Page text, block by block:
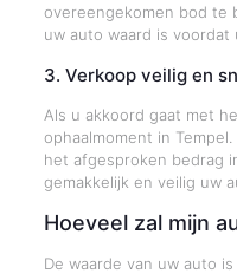
overeengekomen bod te
uw auto waard is voordat
3. Verkoop veilig en
Als u akkoord gaat met
ophaalmoment in
het afgesproken bedrag
gemakkelijk en veilig uw
Hoeveel zal mijn
De waarde van uw auto